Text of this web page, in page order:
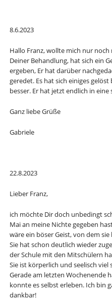
8.6.2023
Hallo Franz, wollte mich nur noch
Deiner Behandlung, hat sich ein
ergeben, Er hat darüber
geredet. Es hat sich einiges
besser. Er hat jetzt endlich in
Ganz liebe Grüße
Gabriele
22.8.2023
Lieber Franz,
ich möchte Dir doch unbedingt
Mai an meine Nichte gegeben
wäre ein böser Geist, von dem
Sie hat schon deutlich wieder
der Schule mit den Mitschülern
Sie ist körperlich und seelisch
Gerade am letzten Wochenende
konnte es selbst erleben. Ich bin
dankbar!